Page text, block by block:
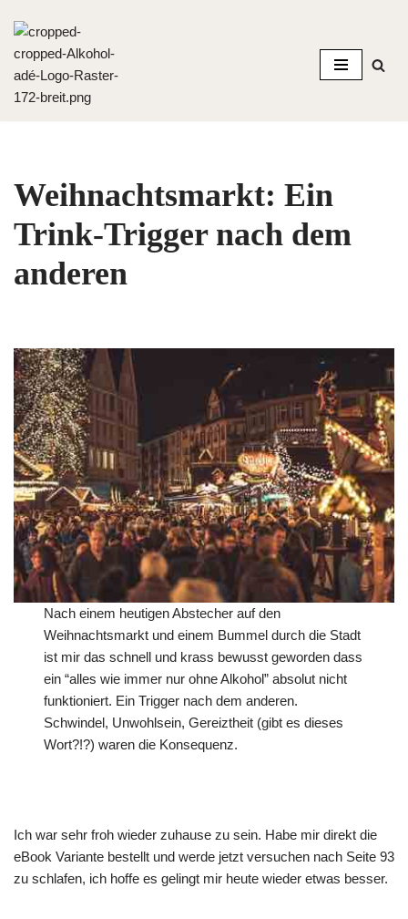
Zum
Inhalt
springen
Weihnachtsmarkt: Ein
Trink-Trigger nach dem
anderen
Nach einem heutigen Abstecher auf den
Weihnachtsmarkt und einem Bummel durch die Stadt
ist mir das schnell und krass bewusst geworden dass
ein “alles wie immer nur ohne Alkohol” absolut nicht
funktioniert. Ein Trigger nach dem anderen.
Schwindel, Unwohlsein, Gereiztheit (gibt es dieses
Wort?!?) waren die Konsequenz.
Ich war sehr froh wieder zuhause zu sein. Habe mir direkt die
eBook Variante bestellt und werde jetzt versuchen nach Seite 93
zu schlafen, ich hoffe es gelingt mir heute wieder etwas besser.